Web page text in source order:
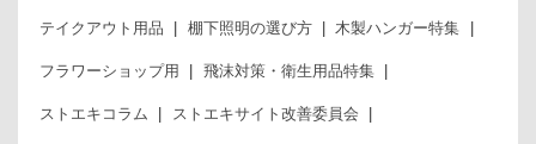
テイクアウト用品 棚下照明の選び方 木製ハンガー特集
フラワーショップ用 飛沫対策・衛生用品特集
ストエキコラム ストエキサイト改善委員会